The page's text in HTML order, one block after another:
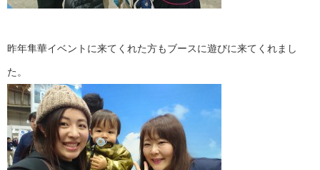
昨年隼華イベントに来てくれた方もブースに遊びに来てくれまし
た。